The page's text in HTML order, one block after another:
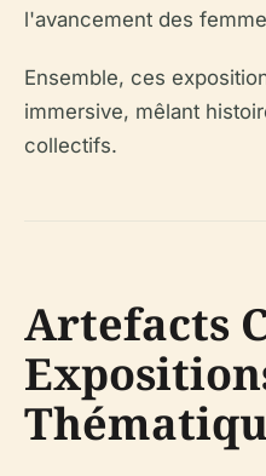
l'avancement des
Ensemble, ces
immersive, mêlant
collectifs.
Artefacts